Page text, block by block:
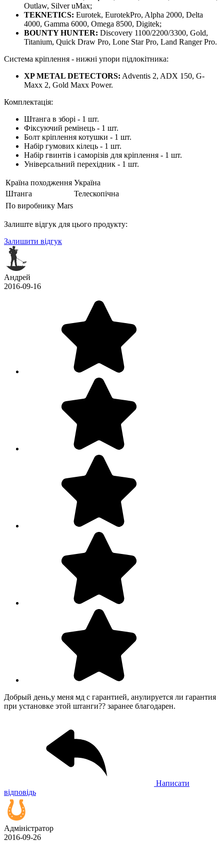
Outlaw, Silver uMax;
TEKNETICS: Eurotek, EurotekPro, Alpha 2000, Delta
4000, Gamma 6000, Omega 8500, Digitek;
BOUNTY HUNTER: Discovery 1100/2200/3300, Gold,
Titanium, Quick Draw Pro, Lone Star Pro, Land Ranger Pro.
Система кріплення - нижні упори підлокітника:
XP METAL DETECTORS: Adventis 2, ADX 150, G-
Maxx 2, Gold Maxx Power.
Комплектація:
Штанга в зборі - 1 шт.
Фіксуючий ремінець - 1 шт.
Болт кріплення котушки - 1 шт.
Набір гумових кілець - 1 шт.
Набір гвинтів і саморізів для кріплення - 1 шт.
Універсальний перехідник - 1 шт.
Країна походження Україна
Штанга
Телескопічна
По виробнику Mars
Залиште відгук для цього продукту:
Залишити відгук
Андрей
2016-09-16
Добрый день,у меня мд с гарантией, анулируется ли гарантия
при установке этой штанги?? заранее благодарен.
Написати
відповідь
Адміністратор
2016-09-26